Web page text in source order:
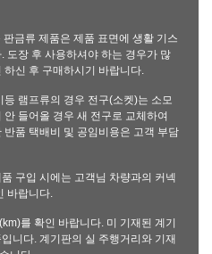
금류 제품은 제품 표면에 생활 기스
도장 후 사용하셔야 하는 경우가 많
신 후 구매하시기 바랍니다.
램프류의 경우 전구(소켓)는 소모
들어올 경우 새 전구로 교체하여
품 택배비 및 공임비용은 고객 부담
구입 시에는 고객님 차량과의 커넥
바랍니다.
를 확인 바랍니다. 미 기재된 계기
니다. 계기판의 실 주행거리와 기재